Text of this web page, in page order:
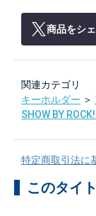
商品をシ
関連カテゴリ
キーホルダー ＞
SHOW BY
特定商取引法に
このタイ